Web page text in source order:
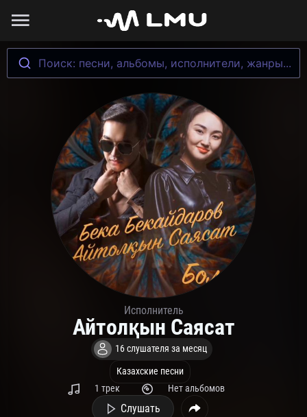
Поиск: песни, альбомы, исполнители, жанры...
Исполнитель
Айтолқын Саясат
16 слушателя за месяц
Казахские песни
1 трек
Нет альбомов
Слушать